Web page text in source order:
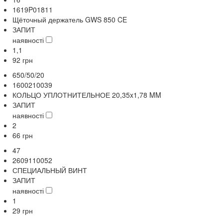
1619P01811
Щёточный держатель GWS 850 CE
ЗАПИТ
наявності
1,1
92 грн
650/50/20
1600210039
КОЛЬЦО УПЛОТНИТЕЛЬНОЕ 20,35x1,78 MM
ЗАПИТ
наявності
2
66 грн
47
2609110052
СПЕЦИАЛЬНЫЙ ВИНТ
ЗАПИТ
наявності
1
29 грн